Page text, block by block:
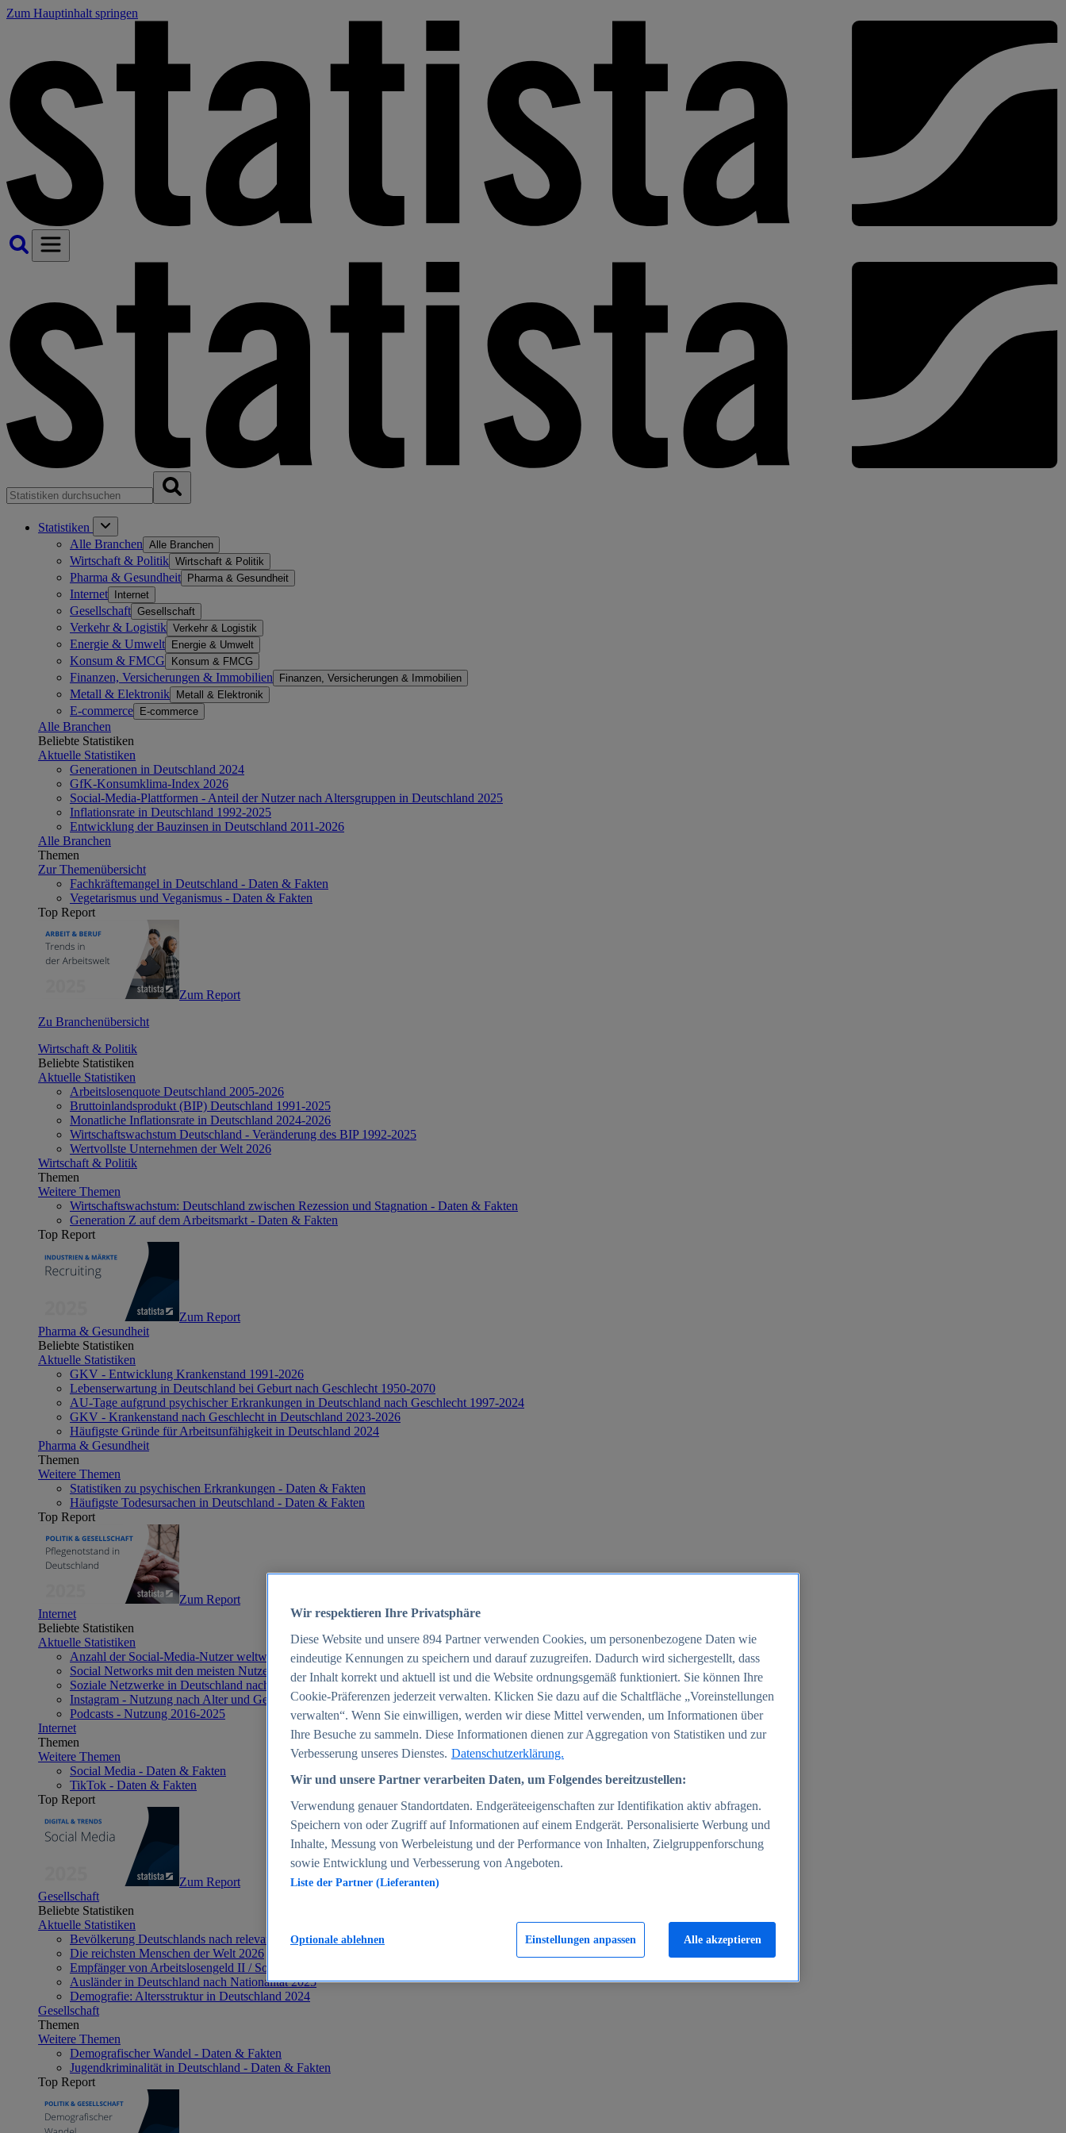
Zum Hauptinhalt springen
Statistiken
Alle Branchen Alle Branchen
Wirtschaft & Politik Wirtschaft & Politik
Pharma & Gesundheit Pharma & Gesundheit
Internet Internet
Gesellschaft Gesellschaft
Verkehr & Logistik Verkehr & Logistik
Energie & Umwelt Energie & Umwelt
Konsum & FMCG Konsum & FMCG
Finanzen, Versicherungen & Immobilien Finanzen, Versicherungen & Immobilien
Metall & Elektronik Metall & Elektronik
E-commerce E-commerce
Alle Branchen
Beliebte Statistiken
Aktuelle Statistiken
Generationen in Deutschland 2024
GfK-Konsumklima-Index 2026
Social-Media-Plattformen - Anteil der Nutzer nach Altersgruppen in Deutschland 2025
Inflationsrate in Deutschland 1992-2025
Entwicklung der Bauzinsen in Deutschland 2011-2026
Alle Branchen
Themen
Zur Themenübersicht
Fachkräftemangel in Deutschland - Daten & Fakten
Vegetarismus und Veganismus - Daten & Fakten
Top Report
Zum Report
Zu Branchenübersicht
Wirtschaft & Politik
Beliebte Statistiken
Aktuelle Statistiken
Arbeitslosenquote Deutschland 2005-2026
Bruttoinlandsprodukt (BIP) Deutschland 1991-2025
Monatliche Inflationsrate in Deutschland 2024-2026
Wirtschaftswachstum Deutschland - Veränderung des BIP 1992-2025
Wertvollste Unternehmen der Welt 2026
Wirtschaft & Politik
Themen
Weitere Themen
Wirtschaftswachstum: Deutschland zwischen Rezession und Stagnation - Daten & Fakten
Generation Z auf dem Arbeitsmarkt - Daten & Fakten
Top Report
Zum Report
Pharma & Gesundheit
Beliebte Statistiken
Aktuelle Statistiken
GKV - Entwicklung Krankenstand 1991-2026
Lebenserwartung in Deutschland bei Geburt nach Geschlecht 1950-2070
AU-Tage aufgrund psychischer Erkrankungen in Deutschland nach Geschlecht 1997-2024
GKV - Krankenstand nach Geschlecht in Deutschland 2023-2026
Häufigste Gründe für Arbeitsunfähigkeit in Deutschland 2024
Pharma & Gesundheit
Themen
Weitere Themen
Statistiken zu psychischen Erkrankungen - Daten & Fakten
Häufigste Todesursachen in Deutschland - Daten & Fakten
Top Report
Zum Report
Internet
Beliebte Statistiken
Aktuelle Statistiken
Anzahl der Social-Media-Nutzer weltweit 2012-2025
Social Networks mit den meisten Nutzern weltweit 2025
Soziale Netzwerke in Deutschland nach Generationen 2025
Instagram - Nutzung nach Alter und Geschlecht in Deutschland 2025
Podcasts - Nutzung 2016-2025
Internet
Themen
Weitere Themen
Social Media - Daten & Fakten
TikTok - Daten & Fakten
Top Report
Zum Report
Gesellschaft
Beliebte Statistiken
Aktuelle Statistiken
Bevölkerung Deutschlands nach relevanten Altersgruppen 2024
Die reichsten Menschen der Welt 2026
Empfänger von Arbeitslosengeld II / Sozialgeld / Bürgergeld in Deutschland 2005-2025
Ausländer in Deutschland nach Nationalität 2025
Demografie: Altersstruktur in Deutschland 2024
Gesellschaft
Themen
Weitere Themen
Demografischer Wandel - Daten & Fakten
Jugendkriminalität in Deutschland - Daten & Fakten
Top Report
Wir respektieren Ihre Privatsphäre
Diese Website und unsere 894 Partner verwenden Cookies, um personenbezogene Daten wie
eindeutige Kennungen zu speichern und darauf zuzugreifen. Dadurch wird sichergestellt, dass
der Inhalt korrekt und aktuell ist und die Website ordnungsgemäß funktioniert. Sie können Ihre
Cookie-Präferenzen jederzeit verwalten. Klicken Sie dazu auf die Schaltfläche „Voreinstellungen
verwalten“. Wenn Sie einwilligen, werden wir diese Mittel verwenden, um Informationen über
Ihre Besuche zu sammeln. Diese Informationen dienen zur Aggregation von Statistiken und zur
Verbesserung unseres Dienstes. Datenschutzerklärung.
Wir und unsere Partner verarbeiten Daten, um Folgendes bereitzustellen:
Verwendung genauer Standortdaten. Endgeräteeigenschaften zur Identifikation aktiv abfragen.
Speichern von oder Zugriff auf Informationen auf einem Endgerät. Personalisierte Werbung und
Inhalte, Messung von Werbeleistung und der Performance von Inhalten, Zielgruppenforschung
sowie Entwicklung und Verbesserung von Angeboten.
Liste der Partner (Lieferanten)
Einstellungen anpassen
Optionale ablehnen Alle akzeptieren